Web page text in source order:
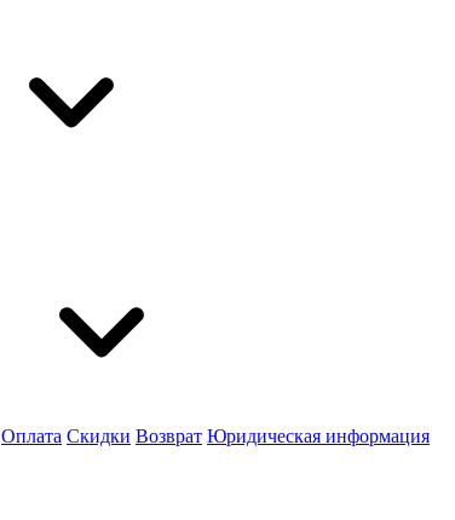
Оплата Скидки Возврат Юридическая информация